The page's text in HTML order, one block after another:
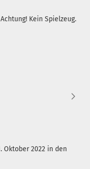
Kein Spielzeug.
Oktober 2022 in den